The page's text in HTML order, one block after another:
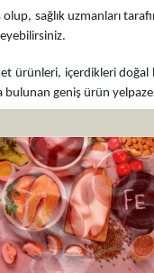
sağlık uzmanları
ürünleri, içerdikleri doğal
geniş ürün